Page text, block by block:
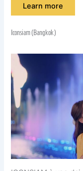
Learn more
Iconsiam (Bangkok)